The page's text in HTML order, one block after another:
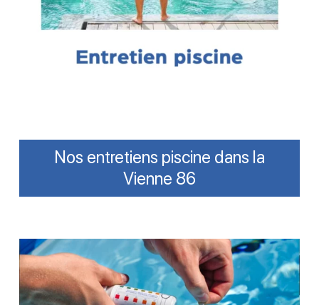
Nos entretiens piscine dans la
Vienne 86
Ajuster
le
pH